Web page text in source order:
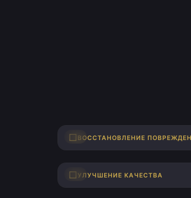
ВОССТАНОВЛЕНИЕ
ДО
УЛУЧШЕНИЕ КАЧЕСТВА
ДО